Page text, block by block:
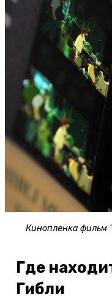
Кинопленка фильм
Где
Гибли